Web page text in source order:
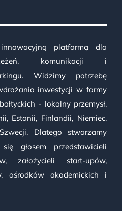
platformą dla
komunikacji i
Widzimy potrzebę
inwestycji w farmy
- lokalny przemysł,
Estonii, Finlandii, Niemiec,
Dlatego stwarzamy
głosem przedstawicieli
założycieli start-upów,
ośrodków akademickich i